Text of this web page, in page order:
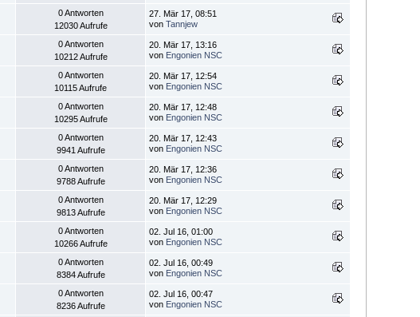
0 Antworten
12030 Aufrufe
27. Mär 17, 08:51
vonTannjew
0 Antworten
10212 Aufrufe
20. Mär 17, 13:16
von Engonien NSC
0 Antworten
10115 Aufrufe
20. Mär 17, 12:54
von Engonien NSC
0 Antworten
10295 Aufrufe
20. Mär 17, 12:48
von Engonien NSC
0 Antworten
9941 Aufrufe
20. Mär 17, 12:43
von Engonien NSC
0 Antworten
9788 Aufrufe
20. Mär 17, 12:36
von Engonien NSC
0 Antworten
9813 Aufrufe
20. Mär 17, 12:29
von Engonien NSC
0 Antworten
10266 Aufrufe
02. Jul 16, 01:00
von Engonien NSC
0 Antworten
8384 Aufrufe
02. Jul 16, 00:49
von Engonien NSC
0 Antworten
8236 Aufrufe
02. Jul 16, 00:47
von Engonien NSC